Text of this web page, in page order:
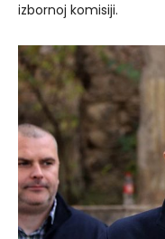
izbornoj komisiji.